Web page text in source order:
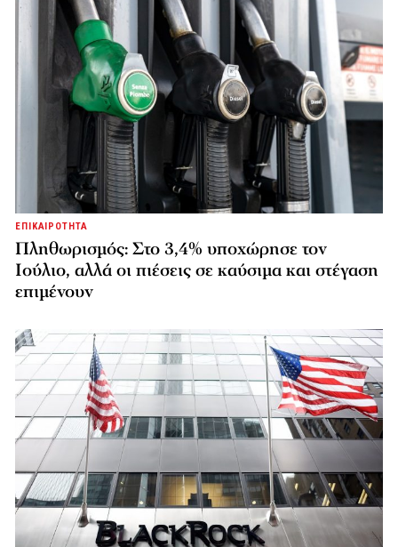
ΕΠΙΚΑΙΡΟΤΗΤΑ
Πληθωρισμός: Στο 3,4% υποχώρησε τον
Ιούλιο, αλλά οι πιέσεις σε καύσιμα και στέγαση
επιμένουν